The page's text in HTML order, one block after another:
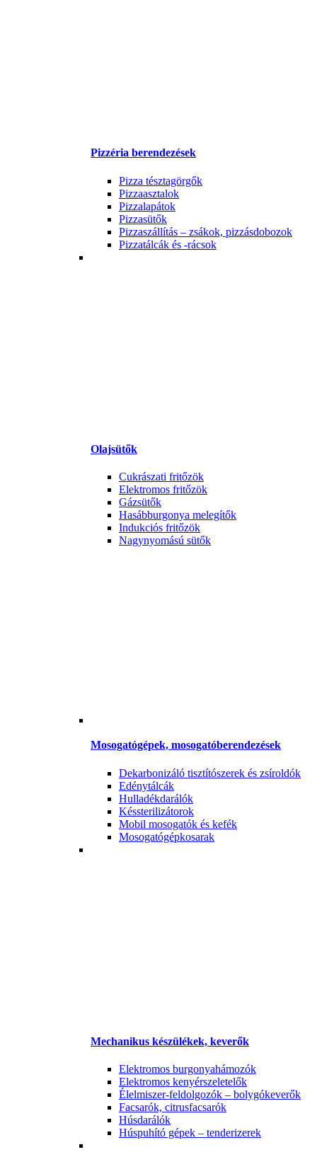
Pizzéria berendezések
Pizza tésztagörgők
Pizzaasztalok
Pizzalapátok
Pizzasütők
Pizzaszállítás – zsákok, pizzásdobozok
Pizzatálcák és -rácsok
Olajsütők
Cukrászati fritőzök
Elektromos fritőzök
Gázsütők
Hasábburgonya melegítők
Indukciós fritőzök
Nagynyomású sütők
Mosogatógépek, mosogatóberendezések
Dekarbonizáló tisztítószerek és zsíroldók
Edénytálcák
Hulladékdarálók
Késsterilizátorok
Mobil mosogatók és kefék
Mosogatógépkosarak
Mechanikus készülékek, keverők
Elektromos burgonyahámozók
Elektromos kenyérszeletelők
Élelmiszer-feldolgozók – bolygókeverők
Facsarók, citrusfacsarók
Húsdarálók
Húspuhító gépek – tenderizerek